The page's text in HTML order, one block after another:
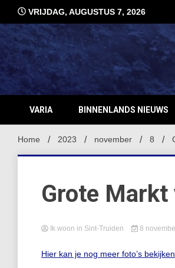
inhoud
VRIJDAG, AUGUSTUS 7, 2026
VARIA BINNENLANDS NIEUWS
Home 2023 november 8
Grote Markt
Ik woon in Sint-Truiden 8
Hier kan je nog meer foto’s